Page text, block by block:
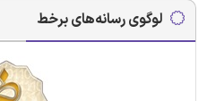
لوگوی رسانه‌های برخط